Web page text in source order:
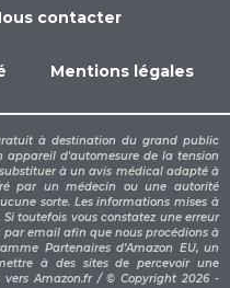
contacter
Mentions légales
à destination du grand public
appareil d'automesure de la tension
à un avis médical adapté à
par un médecin ou une autorité
sorte. Les informations mises à
toutefois vous constatez une erreur
email afin que nous procédions à
Partenaires d’Amazon EU, un
à des sites de percevoir une
Amazon.fr / © Copyright 2026 -